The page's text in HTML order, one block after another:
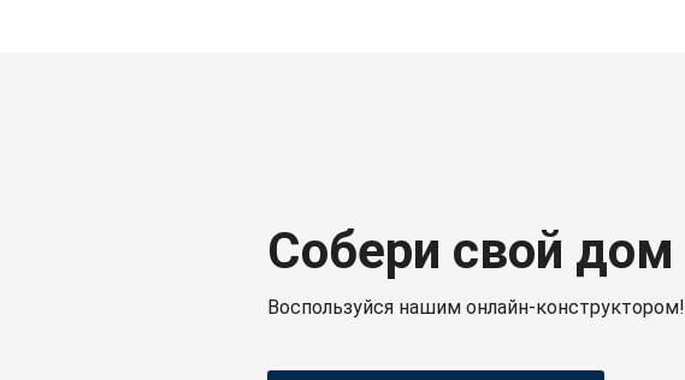
Собери свой дом
Воспользуйся нашим онлайн-конструктором!